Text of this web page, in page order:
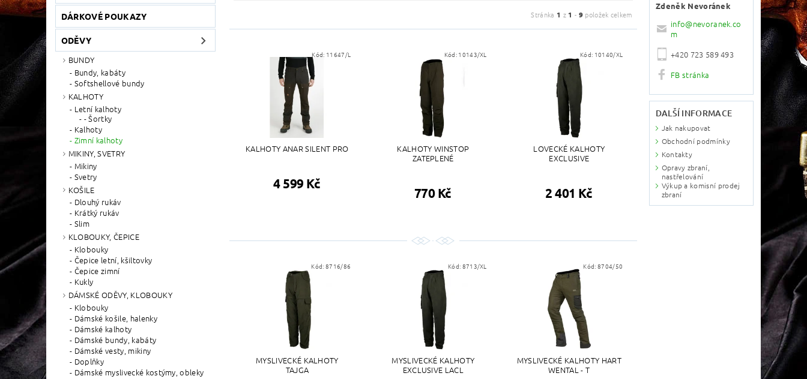
DÁRKOVÉ POUKAZY
ODĚVY
BUNDY
Bundy, kabáty
Softshellové bundy
KALHOTY
Letní kalhoty
- Šortky
Kalhoty
Zimní kalhoty
MIKINY, SVETRY
Mikiny
Svetry
KOŠILE
Dlouhý rukáv
Krátký rukáv
Slim
KLOBOUKY, ČEPICE
Klobouky
Čepice letní, kšiltovky
Čepice zimní
Kukly
DÁMSKÉ ODĚVY, KLOBOUKY
Klobouky
Dámské košile, halenky
Dámské kalhoty
Dámské bundy, kabáty
Dámské vesty, mikiny
Doplňky
Dámské myslivecké kostýmy, obleky
Stránka 1 z 1 - 9položek celkem
Kód: 11647/L
KALHOTY ANAR SILENT PRO
4 599 Kč
Kód: 10143/XL
KALHOTY WINSTOP
ZATEPLENÉ
770 Kč
Kód: 10140/XL
LOVECKÉ KALHOTY
EXCLUSIVE
2 401 Kč
Kód:8716/86
MYSLIVECKÉ KALHOTY
TAJGA
Kód: 8713/XL
MYSLIVECKÉ KALHOTY
EXCLUSIVE LACL
Kód: 8704/50
MYSLIVECKÉ KALHOTY HART
WENTAL - T
Zdeněk Nevoránek
info@nevoranek.co
m
+420 723 589 493
FB stránka
DALŠÍ INFORMACE
Jak nakupovat
Obchodní podmínky
Kontakty
Opravy zbraní,
nastřelování
Výkup a komisní prodej
zbraní